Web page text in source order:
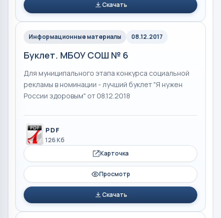
Скачать
Информационные материалы 08.12.2017
Буклет. МБОУ СОШ № 6
Для муниципального этапа конкурса социальной
рекламы в номинации - лучший буклет "Я нужен
России здоровым" от 08.12.2018
PDF
126 Кб
Карточка
Просмотр
Скачать